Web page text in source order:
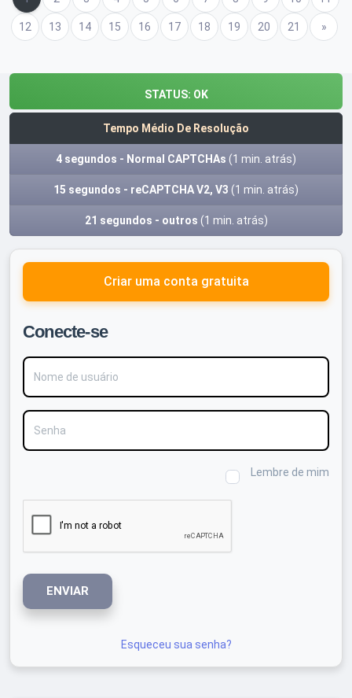
12 13 14 15 16 17 18 19 20 21 »
Próximo
STATUS: OK
Tempo Médio De Resolução
4 segundos - Normal CAPTCHAs (1 min. atrás)
15 segundos - reCAPTCHA V2, V3 (1 min. atrás)
21 segundos - outros (1 min. atrás)
Criar uma conta gratuita
Conecte-se
Nome de usuário
Senha
Lembre de mim
ENVIAR
Esqueceu sua senha?